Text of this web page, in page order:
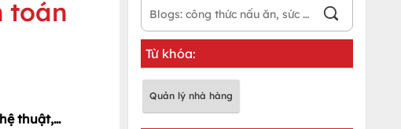
toán
thuật,…
Từ khóa:
Quản lý nhà hàng